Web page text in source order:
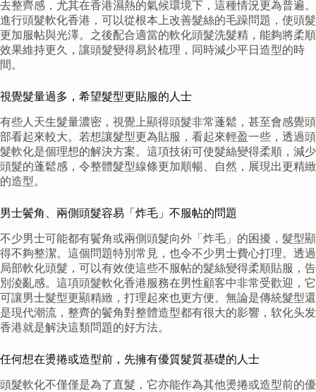
去整齊感，尤其在香港濕熱的氣候環境下，這種情況更為普遍。
進行頭髮軟化香港，可以從根本上改善髮絲的毛躁問題，使頭髮
更加服帖與光澤。之後配合適當的軟化頭髮洗髮精，能夠將柔順
效果維持更久，讓頭髮變得易於梳理，同時減少平日造型的時
間。
視覺髮量過多，希望髮型更貼服的人士
有些人天生髮量濃密，視覺上顯得頭髮非常蓬鬆，甚至會感覺頭
部看起來較大。若想讓髮型更為貼服，看起來輕盈一些，透過頭
髮軟化是個理想的解決方案。這項技術可使髮絲變得柔順，減少
頭髮的蓬鬆感，令整體髮型線條更加順暢、自然，展現出更精緻
的造型。
男士鬢角、兩側頭髮容易「炸毛」不服帖的問題
不少男士可能都有鬢角或兩側頭髮向外「炸毛」的困擾，髮型顯
得不夠整潔。這個問題特別常見，也令不少男士費心打理。透過
局部軟化頭髮，可以有效使這些不服帖的髮絲變得柔順貼服，告
別淩亂感。這項頭髮軟化香港服務在男性顧客中非常受歡迎，它
可讓男士髮型更顯精緻，打理起來也更方便。無論是傳統髮型還
是現代潮流，整齊的鬢角對整體造型都有很大的影響，软化头发
香港就是解決這類問題的好方法。
任何想在燙捲或造型前，先擁有優質髮質基礎的人士
頭髮軟化不僅僅是為了直髮，它亦能作為其他燙捲或造型前的優